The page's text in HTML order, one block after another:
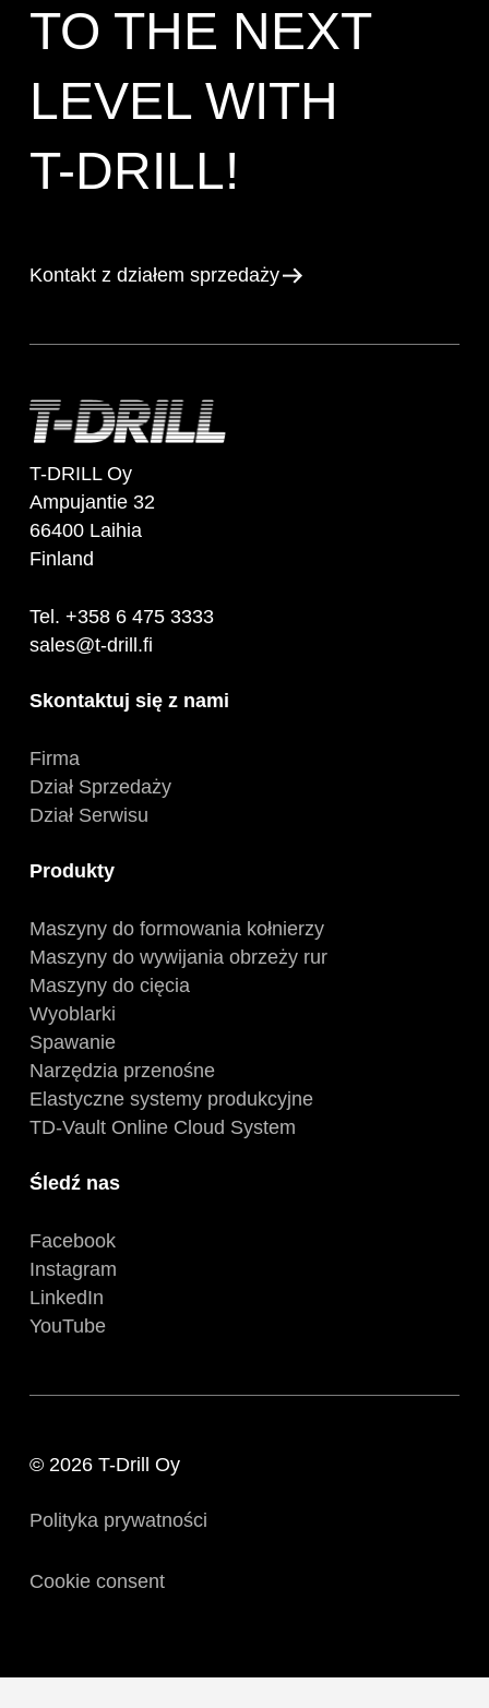
TO THE NEXT
LEVEL WITH
T-DRILL!
Kontakt z działem sprzedaży
T-DRILL Oy
Ampujantie 32
66400 Laihia
Finland
Tel. +358 6 475 3333
sales@t-drill.fi
Skontaktuj się z nami
Firma
Dział Sprzedaży
Dział Serwisu
Produkty
Maszyny do formowania kołnierzy
Maszyny do wywijania obrzeży rur
Maszyny do cięcia
Wyoblarki
Spawanie
Narzędzia przenośne
Elastyczne systemy produkcyjne
TD-Vault Online Cloud System
Śledź nas
Facebook
Instagram
LinkedIn
YouTube
© 2026 T-Drill Oy
Polityka prywatności
Cookie consent